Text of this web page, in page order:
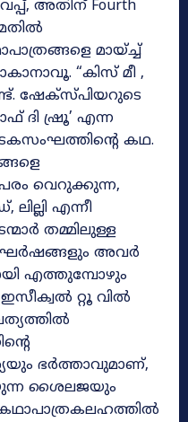
അതിന് Fourth
മായ്ച്ച്
“കിസ് മീ ,
ഷേക്സ്പിയറുടെ
ദി ഷ്രൂ’ എന്ന
കഥ.
വെറുക്കുന്ന,
എന്നീ
തമ്മിലുള്ള
അവർ
എത്തുമ്പോഴും
റ്റൂ വിൽ
ഭർത്താവുമാണ്,
ശൈലജയും